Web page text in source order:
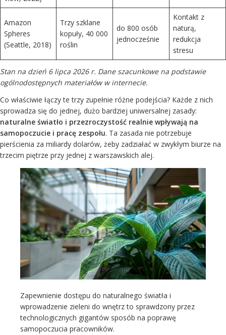
Amazon
Spheres
(Seattle, 2018)
Trzy szklane
kopuły, 40 000
roślin
do 800 osób
jednocześnie
Kontakt z
naturą,
redukcja
stresu
Stan na dzień 6 lipca 2026 r. Dane szacunkowe na podstawie
ogólnodostępnych materiałów w internecie.
Co właściwie łączy te trzy zupełnie różne podejścia? Każde z nich
sprowadza się do jednej, dużo bardziej uniwersalnej zasady:
naturalne światło i przezroczystość realnie wpływają na
samopoczucie i pracę zespołu. Ta zasada nie potrzebuje
pierścienia za miliardy dolarów, żeby zadziałać w zwykłym biurze na
trzecim piętrze przy jednej z warszawskich alej.
Zapewnienie dostępu do naturalnego światła i
wprowadzenie zieleni do wnętrz to sprawdzony przez
technologicznych gigantów sposób na poprawę
samopoczucia pracowników.